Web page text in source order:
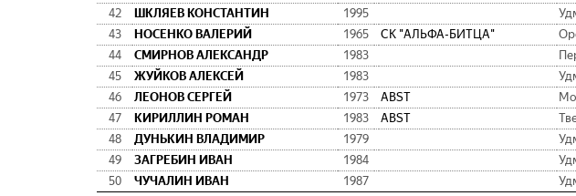
42
ШКЛЯЕВ КОНСТАНТИН 1995
43
НОСЕНКО ВАЛЕРИЙ 1965 СК "АЛЬФА-БИТЦА"
44
СМИРНОВ АЛЕКСАНДР 1983
45
ЖУЙКОВ АЛЕКСЕЙ 1983
46
ЛЕОНОВ СЕРГЕЙ 1973 ABST
47
КИРИЛЛИН РОМАН 1983 ABST
48
ДУНЬКИН ВЛАДИМИР 1979
49
ЗАГРЕБИН ИВАН 1984
50
ЧУЧАЛИН ИВАН 1987